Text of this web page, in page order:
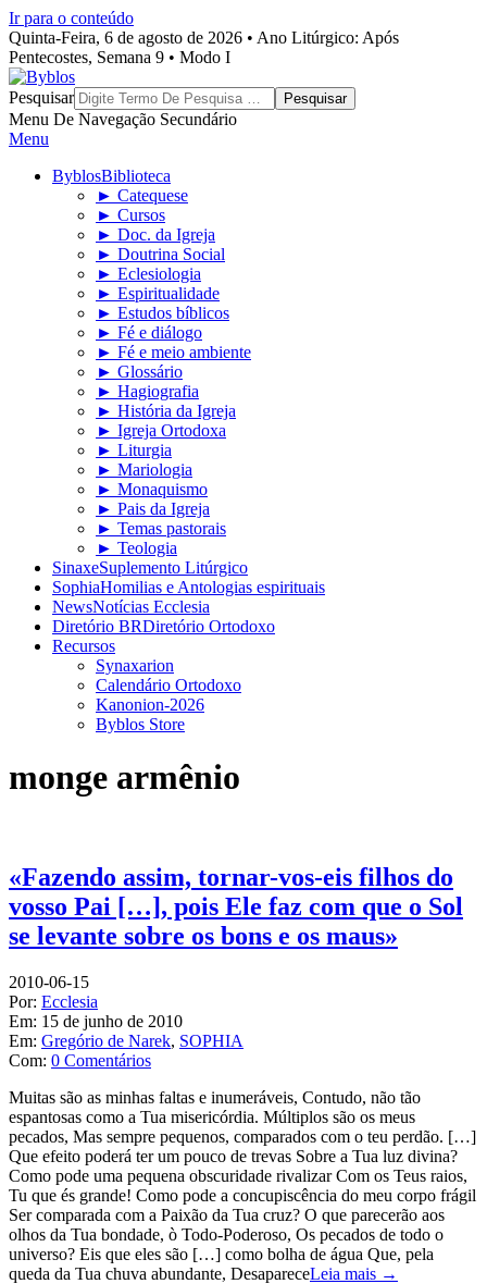
Ir para o conteúdo
Quinta-Feira, 6 de agosto de 2026 • Ano Litúrgico: Após
Pentecostes, Semana 9 • Modo I
Byblos
Pesquisar
Menu De Navegação Secundário
Menu
ByblosBiblioteca
► Catequese
► Cursos
► Doc. da Igreja
► Doutrina Social
► Eclesiologia
► Espiritualidade
► Estudos bíblicos
► Fé e diálogo
► Fé e meio ambiente
► Glossário
► Hagiografia
► História da Igreja
► Igreja Ortodoxa
► Liturgia
► Mariologia
► Monaquismo
► Pais da Igreja
► Temas pastorais
► Teologia
SinaxeSuplemento Litúrgico
SophiaHomilias e Antologias espirituais
NewsNotícias Ecclesia
Diretório BRDiretório Ortodoxo
Recursos
Synaxarion
Calendário Ortodoxo
Kanonion-2026
Byblos Store
monge armênio
«Fazendo assim, tornar-vos-eis filhos do
vosso Pai […], pois Ele faz com que o Sol
se levante sobre os bons e os maus»
2010-06-15
Por: Ecclesia
Em: 15 de junho de 2010
Em: Gregório de Narek, SOPHIA
Com: 0 Comentários
Muitas são as minhas faltas e inumeráveis, Contudo, não tão
espantosas como a Tua misericórdia. Múltiplos são os meus
pecados, Mas sempre pequenos, comparados com o teu perdão. […]
Que efeito poderá ter um pouco de trevas Sobre a Tua luz divina?
Como pode uma pequena obscuridade rivalizar Com os Teus raios,
Tu que és grande! Como pode a concupiscência do meu corpo frágil
Ser comparada com a Paixão da Tua cruz? O que parecerão aos
olhos da Tua bondade, ò Todo-Poderoso, Os pecados de todo o
universo? Eis que eles são […] como bolha de água Que, pela
queda da Tua chuva abundante, DesapareceLeia mais →